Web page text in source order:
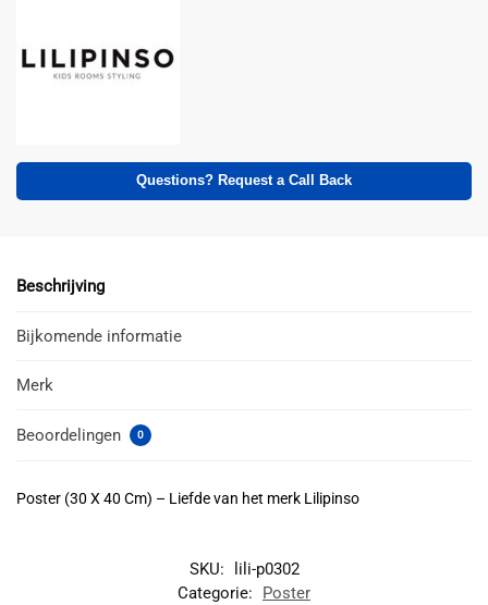
Questions? Request a Call Back
Beschrijving
Bijkomende informatie
Merk
Beoordelingen 0
Poster (30 X 40 Cm) – Liefde van het merk Lilipinso
SKU:
lili-p0302
Categorie:
Poster